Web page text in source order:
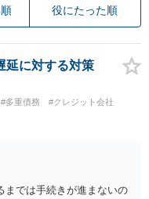
役にたった順
延に対する対策
#多重債務
#クレジット会社
までは手続きが進まないの